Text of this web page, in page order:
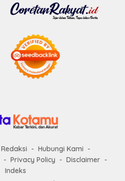
Redaksi
Hubungi Kami
Privacy Policy
Disclaimer
Indeks